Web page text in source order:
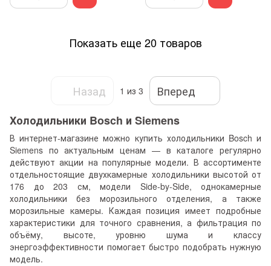
Показать еще 20 товаров
Назад 1 из 3
Вперед
Холодильники Bosch и Siemens
В интернет-магазине можно купить холодильники Bosch и
Siemens по актуальным ценам — в каталоге регулярно
действуют акции на популярные модели. В ассортименте
отдельностоящие двухкамерные холодильники высотой от
176 до 203 см, модели Side-by-Side, однокамерные
холодильники без морозильного отделения, а также
морозильные камеры. Каждая позиция имеет подробные
характеристики для точного сравнения, а фильтрация по
объёму, высоте, уровню шума и классу
энергоэффективности помогает быстро подобрать нужную
модель.